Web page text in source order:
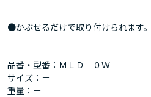
●かぶせるだけで取り付けられます。
品番・型番：ＭＬＤ－０Ｗ
サイズ：－
重量：－